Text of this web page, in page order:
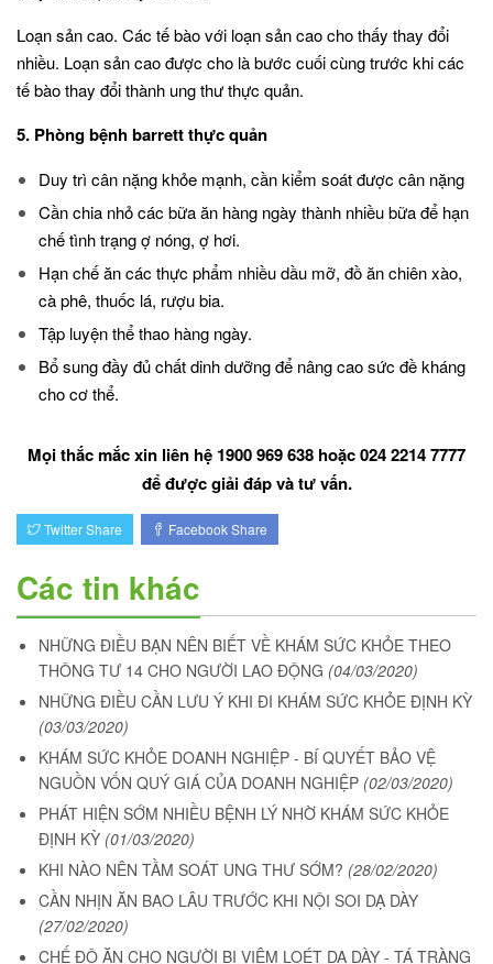
Loạn sản cao. Các tế bào với loạn sản cao cho thấy thay đổi
nhiều. Loạn sản cao được cho là bước cuối cùng trước khi các
tế bào thay đổi thành ung thư thực quản.
5. Phòng bệnh barrett thực quản
Duy trì cân nặng khỏe mạnh, cần kiểm soát được cân nặng
Cần chia nhỏ các bữa ăn hàng ngày thành nhiều bữa để hạn
chế tình trạng ợ nóng, ợ hơi.
Hạn chế ăn các thực phẩm nhiều dầu mỡ, đồ ăn chiên xào,
cà phê, thuốc lá, rượu bia.
Tập luyện thể thao hàng ngày.
Bổ sung đầy đủ chất dinh dưỡng để nâng cao sức đề kháng
cho cơ thể.
Mọi thắc mắc xin liên hệ 1900 969 638 hoặc 024 2214 7777
để được giải đáp và tư vấn.
Twitter Share Facebook Share
Các tin khác
NHỮNG ĐIỀU BẠN NÊN BIẾT VỀ KHÁM SỨC KHỎE THEO
THÔNG TƯ 14 CHO NGƯỜI LAO ĐỘNG (04/03/2020)
NHỮNG ĐIỀU CẦN LƯU Ý KHI ĐI KHÁM SỨC KHỎE ĐỊNH KỲ
(03/03/2020)
KHÁM SỨC KHỎE DOANH NGHIỆP - BÍ QUYẾT BẢO VỆ
NGUỒN VỐN QUÝ GIÁ CỦA DOANH NGHIỆP (02/03/2020)
PHÁT HIỆN SỚM NHIỀU BỆNH LÝ NHỜ KHÁM SỨC KHỎE
ĐỊNH KỲ (01/03/2020)
KHI NÀO NÊN TẦM SOÁT UNG THƯ SỚM? (28/02/2020)
CẦN NHỊN ĂN BAO LÂU TRƯỚC KHI NỘI SOI DẠ DÀY
(27/02/2020)
CHẾ ĐỘ ĂN CHO NGƯỜI BỊ VIÊM LOÉT DẠ DÀY - TÁ TRÀNG